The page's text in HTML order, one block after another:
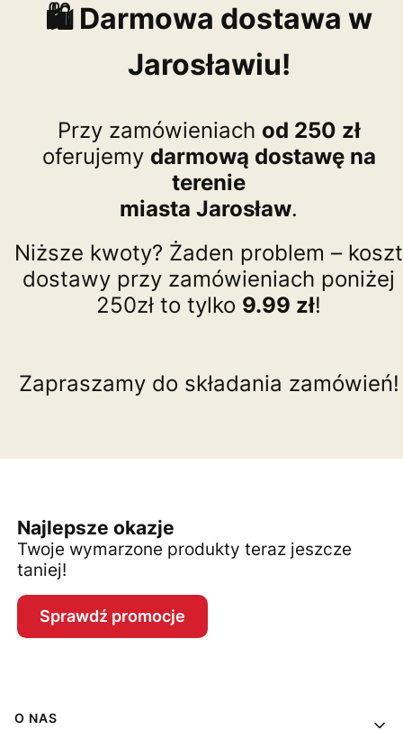
🛍️ Darmowa dostawa w
Jarosławiu!
Przy zamówieniach od 250 zł
oferujemy darmową dostawę na
terenie
miasta Jarosław.
Niższe kwoty? Żaden problem – koszt
dostawy przy zamówieniach poniżej
250zł to tylko 9.99 zł!
Zapraszamy do składania zamówień!
Najlepsze okazje
Twoje wymarzone produkty teraz jeszcze
taniej!
Sprawdź promocje
Linki w stopce
O NAS